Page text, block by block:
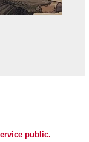
public.